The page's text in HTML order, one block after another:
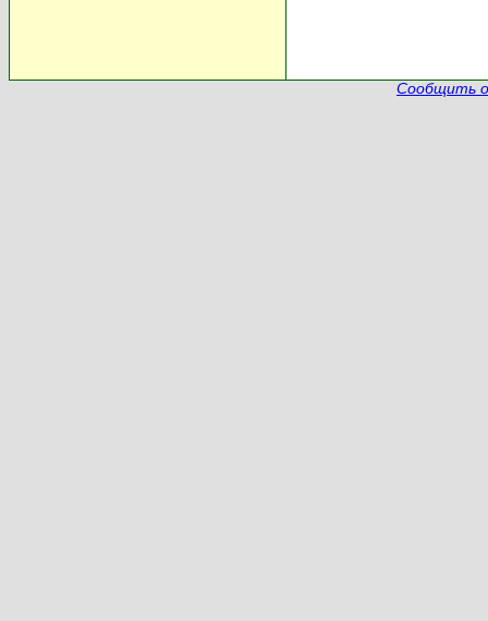
Сообщить о